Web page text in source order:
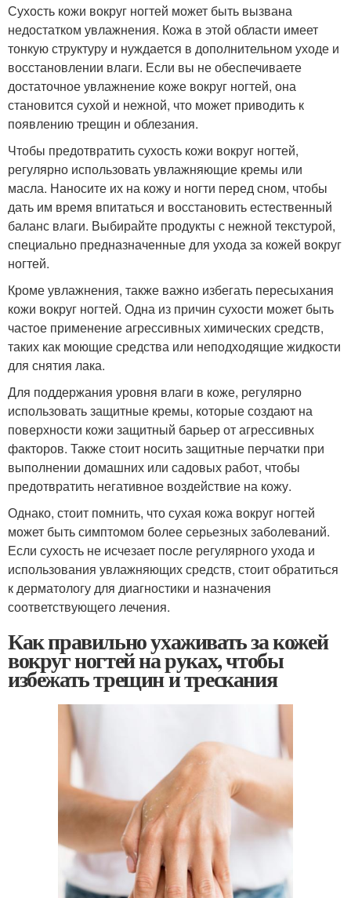
Сухость кожи вокруг ногтей может быть вызвана
недостатком увлажнения. Кожа в этой области имеет
тонкую структуру и нуждается в дополнительном уходе и
восстановлении влаги. Если вы не обеспечиваете
достаточное увлажнение коже вокруг ногтей, она
становится сухой и нежной, что может приводить к
появлению трещин и облезания.
Чтобы предотвратить сухость кожи вокруг ногтей,
регулярно использовать увлажняющие кремы или
масла. Наносите их на кожу и ногти перед сном, чтобы
дать им время впитаться и восстановить естественный
баланс влаги. Выбирайте продукты с нежной текстурой,
специально предназначенные для ухода за кожей вокруг
ногтей.
Кроме увлажнения, также важно избегать пересыхания
кожи вокруг ногтей. Одна из причин сухости может быть
частое применение агрессивных химических средств,
таких как моющие средства или неподходящие жидкости
для снятия лака.
Для поддержания уровня влаги в коже, регулярно
использовать защитные кремы, которые создают на
поверхности кожи защитный барьер от агрессивных
факторов. Также стоит носить защитные перчатки при
выполнении домашних или садовых работ, чтобы
предотвратить негативное воздействие на кожу.
Однако, стоит помнить, что сухая кожа вокруг ногтей
может быть симптомом более серьезных заболеваний.
Если сухость не исчезает после регулярного ухода и
использования увлажняющих средств, стоит обратиться
к дерматологу для диагностики и назначения
соответствующего лечения.
Как правильно ухаживать за кожей
вокруг ногтей на руках, чтобы
избежать трещин и трескания